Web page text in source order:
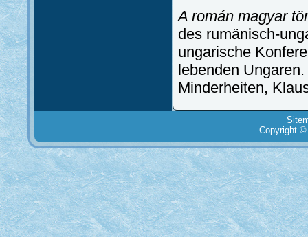
A román magyar
des rumänisch-
ungarische
lebenden
Minderheiten,
Copyright ©